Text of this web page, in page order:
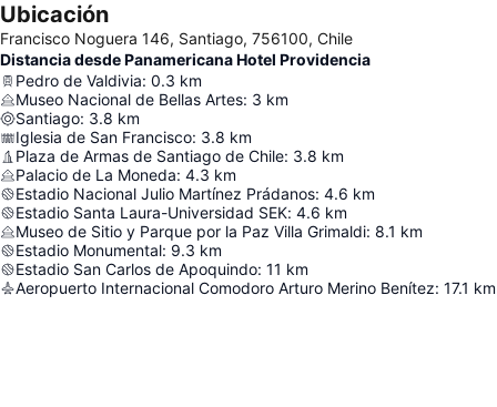
Ubicación
Francisco Noguera 146, Santiago, 756100, Chile
Distancia desde Panamericana Hotel Providencia
Pedro de Valdivia: 0.3 km
Museo Nacional de Bellas Artes: 3 km
Santiago: 3.8 km
Iglesia de San Francisco: 3.8 km
Plaza de Armas de Santiago de Chile: 3.8 km
Palacio de La Moneda: 4.3 km
Estadio Nacional Julio Martínez Prádanos: 4.6 km
Estadio Santa Laura-Universidad SEK: 4.6 km
Museo de Sitio y Parque por la Paz Villa Grimaldi: 8.1 km
Estadio Monumental: 9.3 km
Estadio San Carlos de Apoquindo: 11 km
Aeropuerto Internacional Comodoro Arturo Merino Benítez: 17.1 km